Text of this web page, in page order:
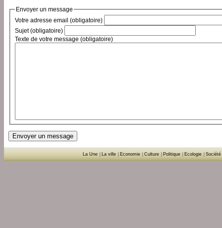
Envoyer un message
Votre adresse email (obligatoire)
Sujet (obligatoire)
Texte de votre message (obligatoire)
La Une La ville Economie Culture Politique Ecologie Société